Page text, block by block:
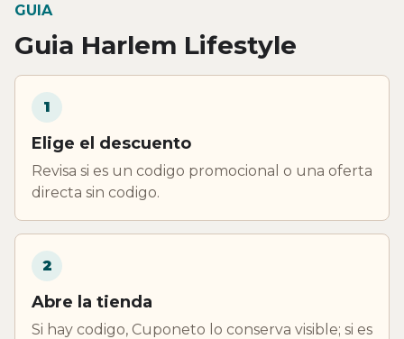
GUIA
Guia Harlem Lifestyle
1
Elige el descuento
Revisa si es un codigo promocional o una oferta
directa sin codigo.
2
Abre la tienda
Si hay codigo, Cuponeto lo conserva visible; si es